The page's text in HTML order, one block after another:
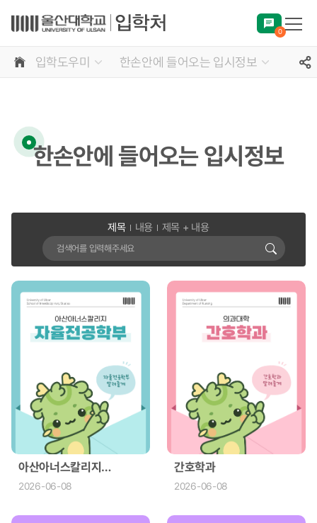
0
입학도우미 한손안에 들어오는 입시정보
한손안에 들어오는 입시정보
제목 내용 제목 + 내용
검색어
아산아너스칼리지
자율전공학부
2026-06-08
간호학과
2026-06-08